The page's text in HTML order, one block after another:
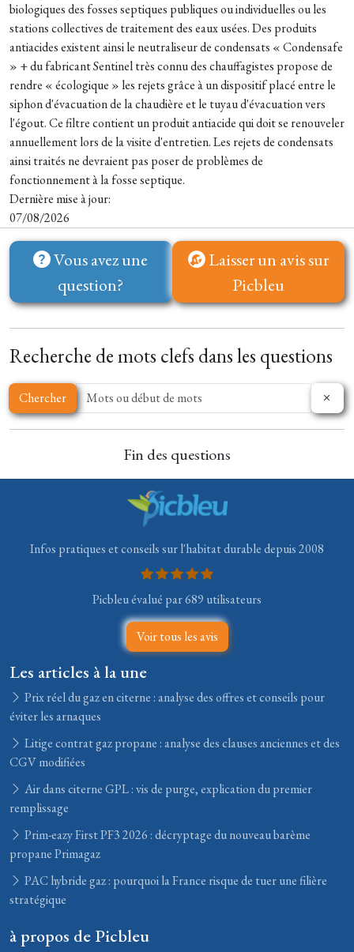
biologiques des fosses septiques publiques ou individuelles ou les
stations collectives de traitement des eaux usées. Des produits
antiacides existent ainsi le neutraliseur de condensats « Condensafe
» + du fabricant Sentinel très connu des chauffagistes propose de
rendre « écologique » les rejets grâce à un dispositif placé entre le
siphon d'évacuation de la chaudière et le tuyau d'évacuation vers
l'égout. Ce filtre contient un produit antiacide qui doit se renouveler
annuellement lors de la visite d'entretien. Les rejets de condensats
ainsi traités ne devraient pas poser de problèmes de
fonctionnement à la fosse septique.
Dernière mise à jour:
07/08/2026
Vous avez une
question?
Laisser un avis sur
Picbleu
Recherche de mots clefs dans les questions
Chercher
Fin des questions
Infos pratiques et conseils sur l'habitat durable depuis 2008
Picbleu évalué par 689 utilisateurs
Voir tous les avis
Les articles à la une
Prix réel du gaz en citerne : analyse des offres et conseils pour
éviter les arnaques
Litige contrat gaz propane : analyse des clauses anciennes et des
CGV modifiées
Air dans citerne GPL : vis de purge, explication du premier
remplissage
Prim-eazy First PF3 2026 : décryptage du nouveau barème
propane Primagaz
PAC hybride gaz : pourquoi la France risque de tuer une filière
stratégique
à propos de Picbleu